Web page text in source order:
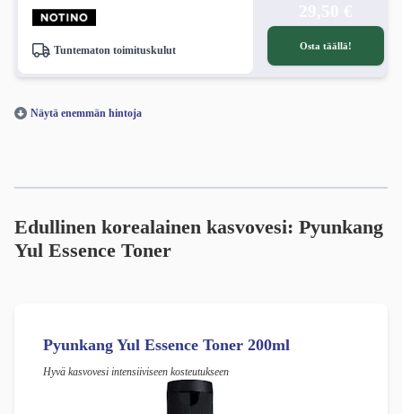
Tuntematon toimituskulut Osta täällä!
Näytä enemmän hintoja
Edullinen korealainen kasvovesi: Pyunkang
Yul Essence Toner
Pyunkang Yul Essence Toner 200ml
Hyvä kasvovesi intensiiviseen kosteutukseen